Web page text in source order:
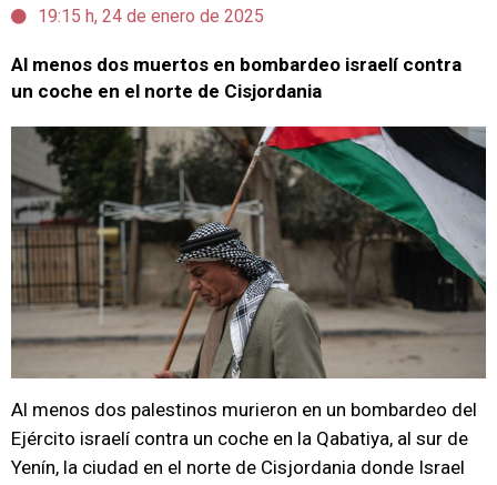
19:15 h, 24 de enero de 2025
Al menos dos muertos en bombardeo israelí contra
un coche en el norte de Cisjordania
Al menos dos palestinos murieron en un bombardeo del
Ejército israelí contra un coche en la Qabatiya, al sur de
Yenín, la ciudad en el norte de Cisjordania donde Israel